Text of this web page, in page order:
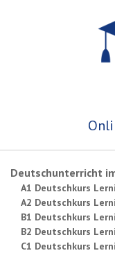
Deutschunterricht
A1 Deutschkurs
A2 Deutschkurs
B1 Deutschkurs
B2 Deutschkurs
C1 Deutschkurs